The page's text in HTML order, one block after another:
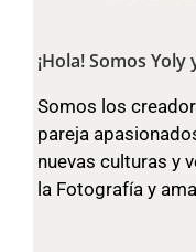
¡Hola! Somos Yoly
Somos los
pareja
nuevas culturas y
la Fotografía y